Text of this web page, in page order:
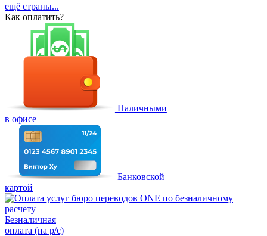
ещё страны...
Как оплатить?
Наличными
в офисе
Банковской
картой
Безналичная
оплата (на р/с)